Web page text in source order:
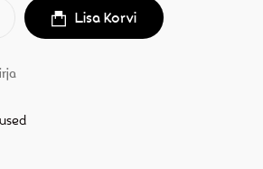
Lisa Korvi